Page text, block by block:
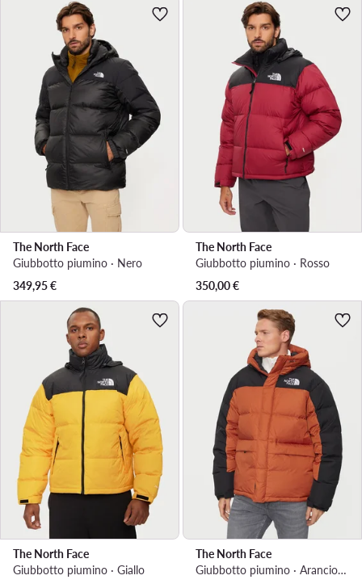
The North Face
Giubbotto piumino · Nero
349,95€
The North Face
Giubbotto piumino · Rosso
350,00€
The North Face
Giubbotto piumino · Giallo
The North Face
Giubbotto piumino · Arancione